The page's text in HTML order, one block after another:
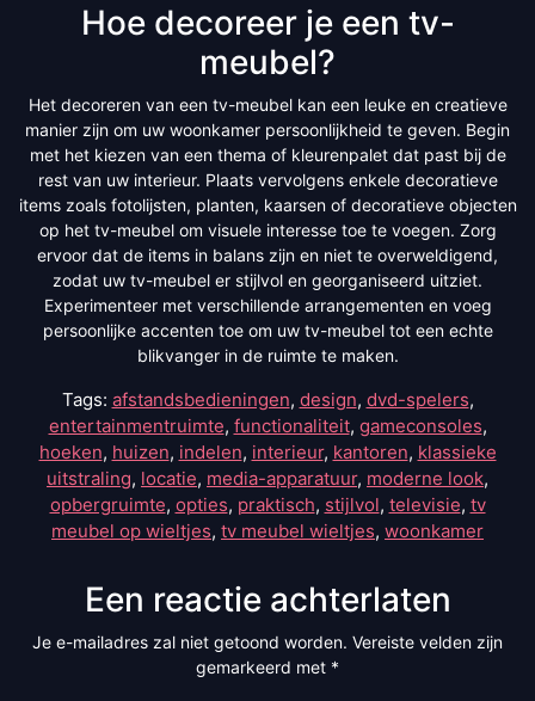
Hoe decoreer je een tv-
meubel?
Het decoreren van een tv-meubel kan een leuke en creatieve
manier zijn om uw woonkamer persoonlijkheid te geven. Begin
met het kiezen van een thema of kleurenpalet dat past bij de
rest van uw interieur. Plaats vervolgens enkele decoratieve
items zoals fotolijsten, planten, kaarsen of decoratieve objecten
op het tv-meubel om visuele interesse toe te voegen. Zorg
ervoor dat de items in balans zijn en niet te overweldigend,
zodat uw tv-meubel er stijlvol en georganiseerd uitziet.
Experimenteer met verschillende arrangementen en voeg
persoonlijke accenten toe om uw tv-meubel tot een echte
blikvanger in de ruimte te maken.
Tags: afstandsbedieningen, design, dvd-spelers,
entertainmentruimte, functionaliteit, gameconsoles,
hoeken, huizen, indelen, interieur, kantoren, klassieke
uitstraling, locatie, media-apparatuur, moderne look,
opbergruimte, opties, praktisch, stijlvol, televisie, tv
meubel op wieltjes, tv meubel wieltjes, woonkamer
Een reactie achterlaten
Je e-mailadres zal niet getoond worden. Vereiste velden zijn
gemarkeerd met *